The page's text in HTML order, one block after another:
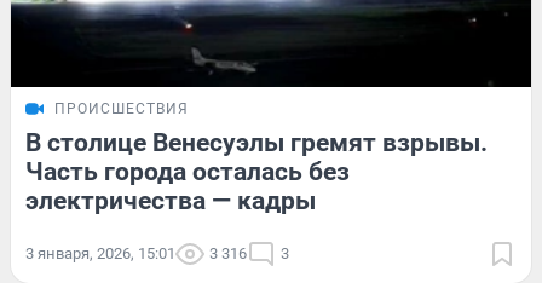
ПРОИСШЕСТВИЯ
В столице Венесуэлы гремят взрывы.
Часть города осталась без
электричества — кадры
3 января, 2026, 15:01 3 316 3